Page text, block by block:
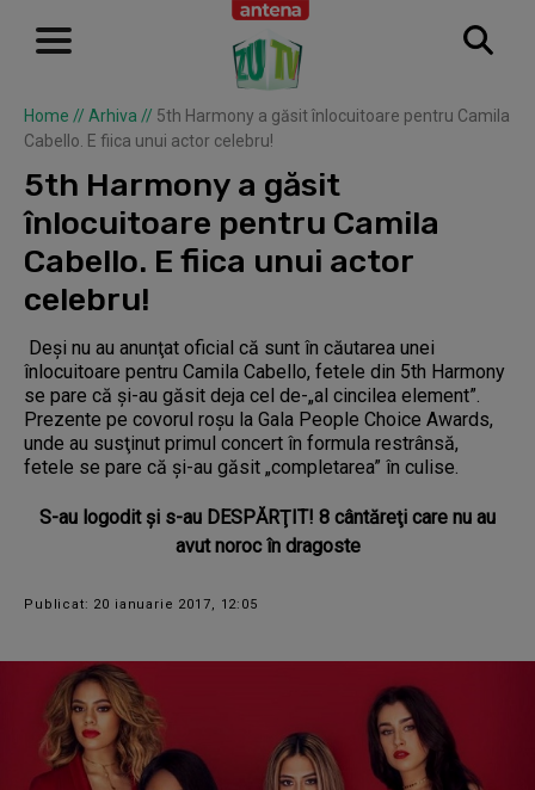
Home // Arhiva // 5th Harmony a găsit înlocuitoare pentru Camila
Cabello. E fiica unui actor celebru!
5th Harmony a găsit
înlocuitoare pentru Camila
Cabello. E fiica unui actor
celebru!
Deşi nu au anunţat oficial că sunt în căutarea unei
înlocuitoare pentru Camila Cabello, fetele din 5th Harmony
se pare că şi-au găsit deja cel de-„al cincilea element”.
Prezente pe covorul roşu la Gala People Choice Awards,
unde au susţinut primul concert în formula restrânsă,
fetele se pare că şi-au găsit „completarea” în culise.
S-au logodit şi s-au DESPĂRŢIT! 8 cântăreţi care nu au
avut noroc în dragoste
Publicat: 20 ianuarie 2017, 12:05